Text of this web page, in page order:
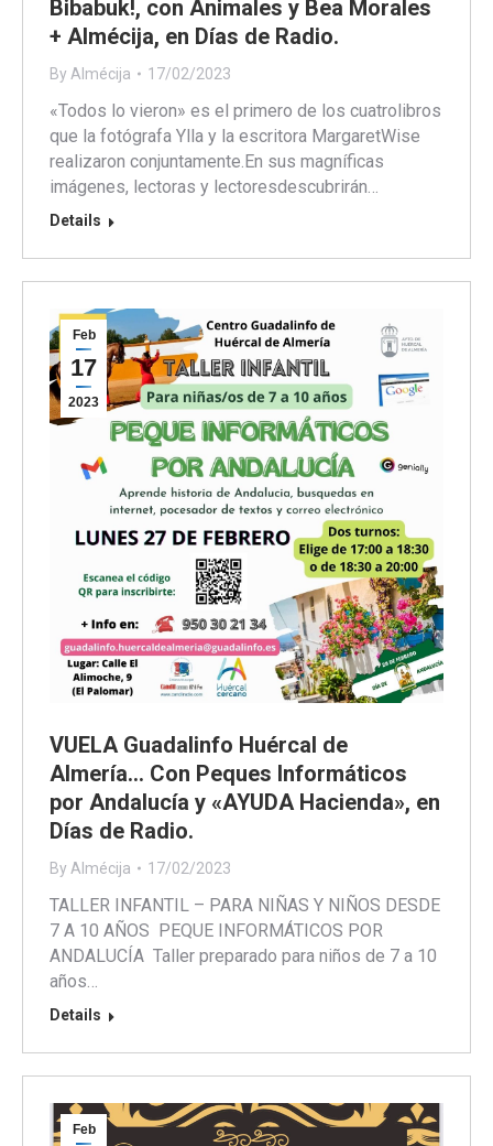
Bibabuk!, con Animales y Bea Morales
+ Almécija, en Días de Radio.
By Almécija 17/02/2023
«Todos lo vieron» es el primero de los cuatrolibros
que la fotógrafa Ylla y la escritora MargaretWise
realizaron conjuntamente.En sus magníficas
imágenes, lectoras y lectoresdescubrirán…
Details
Feb
17
2023
VUELA Guadalinfo Huércal de
Almería… Con Peques Informáticos
por Andalucía y «AYUDA Hacienda», en
Días de Radio.
By Almécija 17/02/2023
TALLER INFANTIL – PARA NIÑAS Y NIÑOS DESDE
7 A 10 AÑOS PEQUE INFORMÁTICOS POR
ANDALUCÍA Taller preparado para niños de 7 a 10
años…
Details
Feb